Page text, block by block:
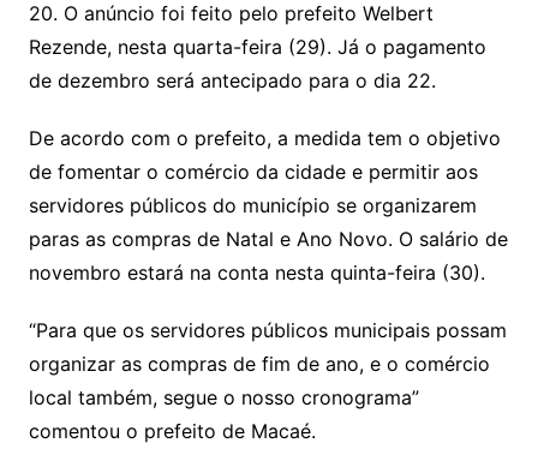
20. O anúncio foi feito pelo prefeito Welbert
Rezende, nesta quarta-feira (29). Já o pagamento
de dezembro será antecipado para o dia 22.
De acordo com o prefeito, a medida tem o objetivo
de fomentar o comércio da cidade e permitir aos
servidores públicos do município se organizarem
paras as compras de Natal e Ano Novo. O salário de
novembro estará na conta nesta quinta-feira (30).
“Para que os servidores públicos municipais possam
organizar as compras de fim de ano, e o comércio
local também, segue o nosso cronograma”
comentou o prefeito de Macaé.